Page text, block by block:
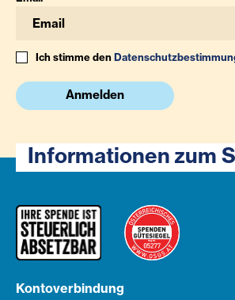
Ich stimme den
Anmelden
Informationen zum
Kontoverbindung